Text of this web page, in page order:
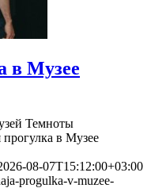
в Музее
Темноты
в Музее
08-07T15:12:00+03:00
progulka-v-muzee-